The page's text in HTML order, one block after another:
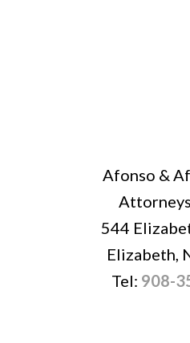
Afonso &
544
Elizabeth,
Tel: 908-